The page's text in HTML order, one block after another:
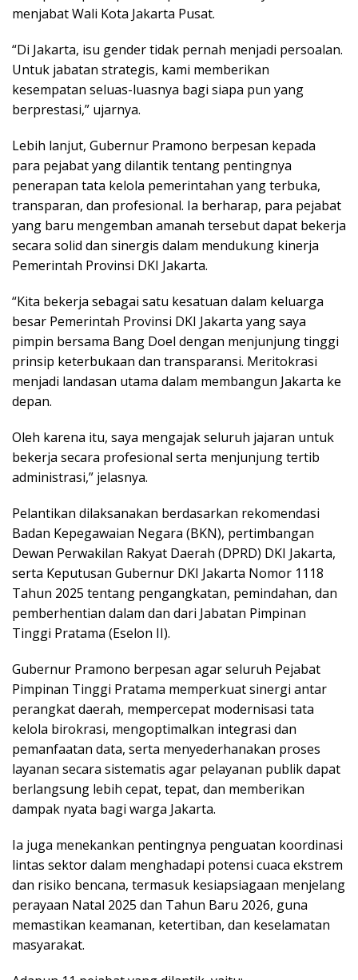
menjabat Wali Kota Jakarta Pusat.
“Di Jakarta, isu gender tidak pernah menjadi persoalan.
Untuk jabatan strategis, kami memberikan
kesempatan seluas-luasnya bagi siapa pun yang
berprestasi,” ujarnya.
Lebih lanjut, Gubernur Pramono berpesan kepada
para pejabat yang dilantik tentang pentingnya
penerapan tata kelola pemerintahan yang terbuka,
transparan, dan profesional. Ia berharap, para pejabat
yang baru mengemban amanah tersebut dapat bekerja
secara solid dan sinergis dalam mendukung kinerja
Pemerintah Provinsi DKI Jakarta.
“Kita bekerja sebagai satu kesatuan dalam keluarga
besar Pemerintah Provinsi DKI Jakarta yang saya
pimpin bersama Bang Doel dengan menjunjung tinggi
prinsip keterbukaan dan transparansi. Meritokrasi
menjadi landasan utama dalam membangun Jakarta ke
depan.
Oleh karena itu, saya mengajak seluruh jajaran untuk
bekerja secara profesional serta menjunjung tertib
administrasi,” jelasnya.
Pelantikan dilaksanakan berdasarkan rekomendasi
Badan Kepegawaian Negara (BKN), pertimbangan
Dewan Perwakilan Rakyat Daerah (DPRD) DKI Jakarta,
serta Keputusan Gubernur DKI Jakarta Nomor 1118
Tahun 2025 tentang pengangkatan, pemindahan, dan
pemberhentian dalam dan dari Jabatan Pimpinan
Tinggi Pratama (Eselon II).
Gubernur Pramono berpesan agar seluruh Pejabat
Pimpinan Tinggi Pratama memperkuat sinergi antar
perangkat daerah, mempercepat modernisasi tata
kelola birokrasi, mengoptimalkan integrasi dan
pemanfaatan data, serta menyederhanakan proses
layanan secara sistematis agar pelayanan publik dapat
berlangsung lebih cepat, tepat, dan memberikan
dampak nyata bagi warga Jakarta.
Ia juga menekankan pentingnya penguatan koordinasi
lintas sektor dalam menghadapi potensi cuaca ekstrem
dan risiko bencana, termasuk kesiapsiagaan menjelang
perayaan Natal 2025 dan Tahun Baru 2026, guna
memastikan keamanan, ketertiban, dan keselamatan
masyarakat.